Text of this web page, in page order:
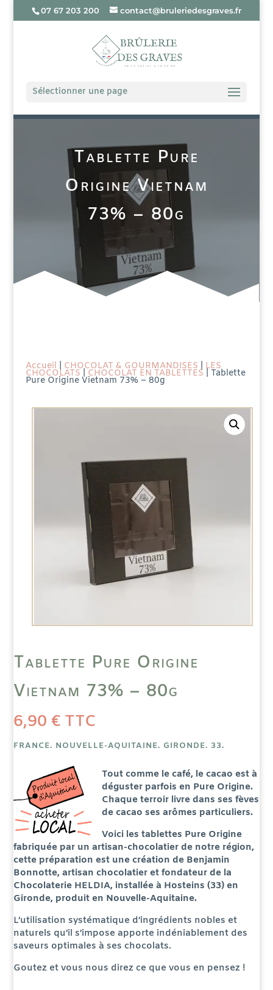
07 67 203 200 contact@bruleriedesgraves.fr
Sélectionner une page
Tablette Pure
Origine Vietnam
73% – 80g
Accueil CHOCOLAT & GOURMANDISES LES
CHOCOLATS CHOCOLAT EN TABLETTES | Tablette
Pure Origine Vietnam 73% – 80g
Tablette Pure Origine
Vietnam 73% – 80g
6,90 € TTC
FRANCE. NOUVELLE-AQUITAINE. GIRONDE. 33.
Tout comme le café, le cacao est à
déguster parfois en Pure Origine.
Chaque terroir livre dans ses fèves
de cacao ses arômes particuliers.
Voici les tablettes Pure Origine
fabriquée par un artisan-chocolatier de notre région,
cette préparation est une création de Benjamin
Bonnotte, artisan chocolatier et fondateur de la
Chocolaterie HELDIA, installée à Hosteins (33) en
Gironde, produit en Nouvelle-Aquitaine.
L’utilisation systématique d’ingrédients nobles et
naturels qu’il s’impose apporte indéniablement des
saveurs optimales à ses chocolats.
Goutez et vous nous direz ce que vous en pensez !